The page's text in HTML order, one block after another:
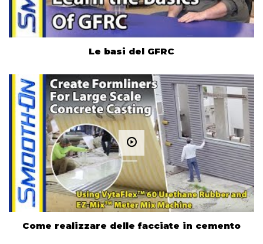
Le basi del GFRC
Come realizzare delle facciate in cemento